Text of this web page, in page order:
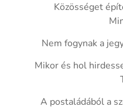
Közösséget
Nem fogynak a
Mikor és hol
A postaládából a